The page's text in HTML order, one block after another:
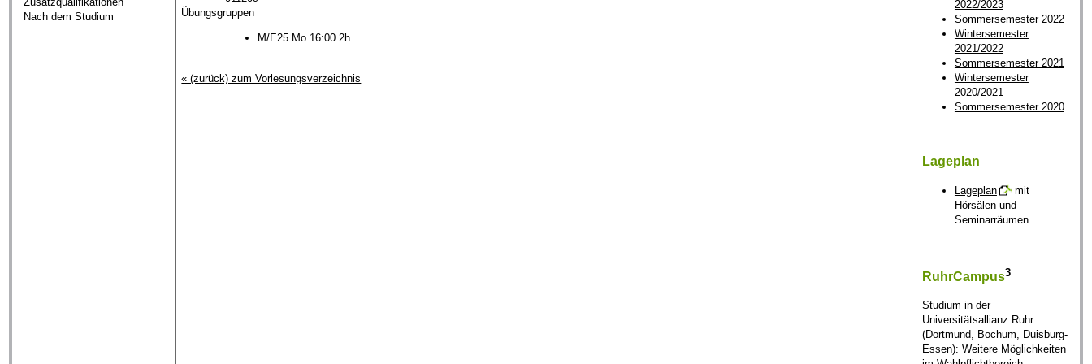
Nach dem Studium
Übungsgruppen
M/E25 Mo 16:00 2h
« (zurück) zum Vorlesungsverzeichnis
2022/2023
Sommersemester 2022
Wintersemester
2021/2022
Sommersemester 2021
Wintersemester
2020/2021
Sommersemester 2020
Lageplan
Lageplan
mit
Hörsälen und
Seminarräumen
RuhrCampus3
Studium in der
Universitätsallianz Ruhr
(Dortmund, Bochum, Duisburg-
Essen): Weitere Möglichkeiten